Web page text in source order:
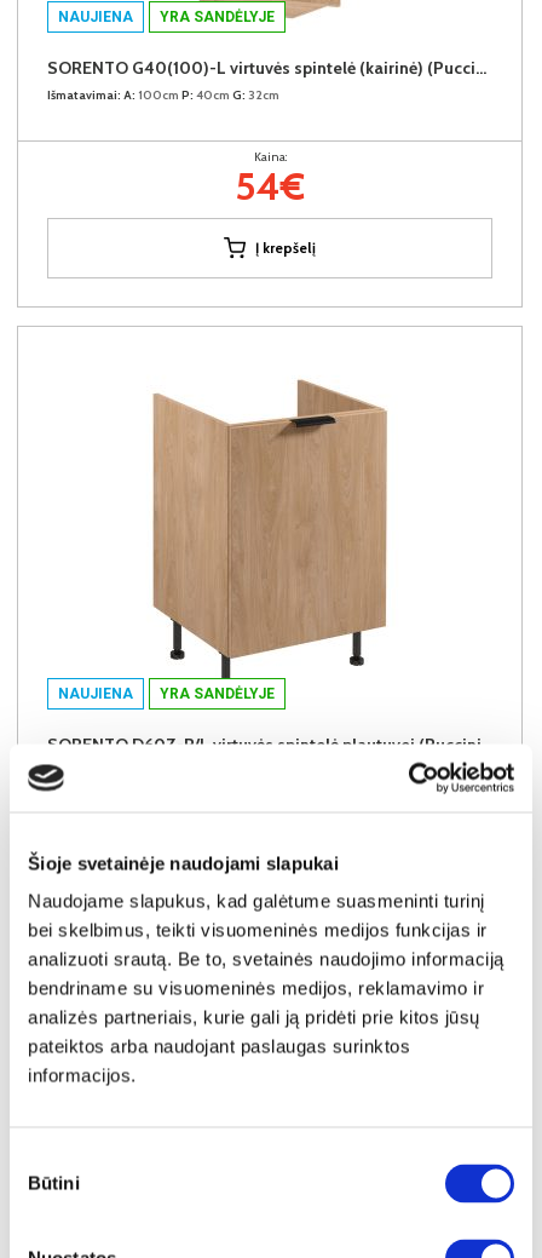
Šioje svetainėje naudojami slapukai
Naudojame slapukus, kad galėtume suasmeninti turinį
bei skelbimus, teikti visuomeninės medijos funkcijas ir
analizuoti srautą. Be to, svetainės naudojimo informaciją
bendriname su visuomeninės medijos, reklamavimo ir
analizės partneriais, kurie gali ją pridėti prie kitos jūsų
pateiktos arba naudojant paslaugas surinktos
informacijos.
pasirinkimas
Būtini
NAUJIENA YRA SANDĖLYJE
SORENTO G40(100)-L virtuvės spintelė (kairinė) (Puccini/Puccini)
Išmatavimai: A: 100cm P: 40cm G: 32cm
Kaina:
54€
Į krepšelį
NAUJIENA YRA SANDĖLYJE
Išmatavimai:
64€
Į krepšelį